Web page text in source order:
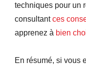
techniques pour un
consultantces
apprenez à bien
En résumé, si vous